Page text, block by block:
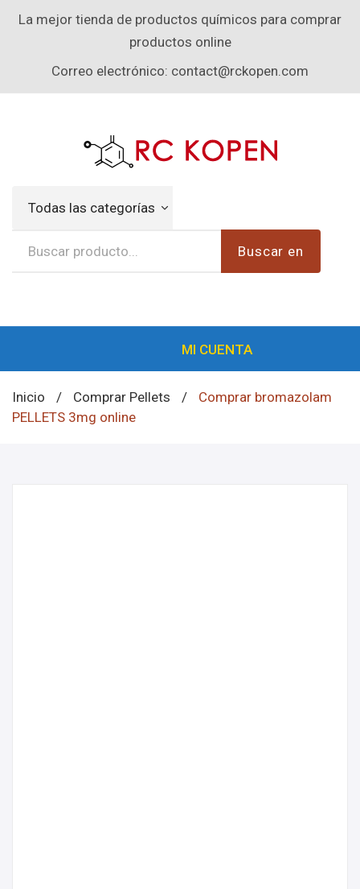
La mejor tienda de productos químicos para comprar
productos online
Correo electrónico: contact@rckopen.com
Todas las categorías
Buscar en
MI CUENTA
Inicio / Comprar Pellets /
Comprar bromazolam
PELLETS 3mg online